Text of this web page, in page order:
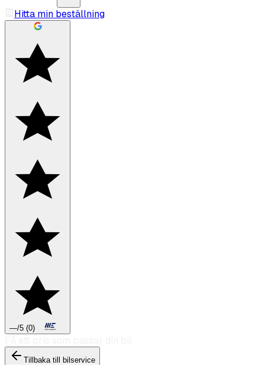
Hitta min beställning
—/5 (0)
Tillbaka till bilservice